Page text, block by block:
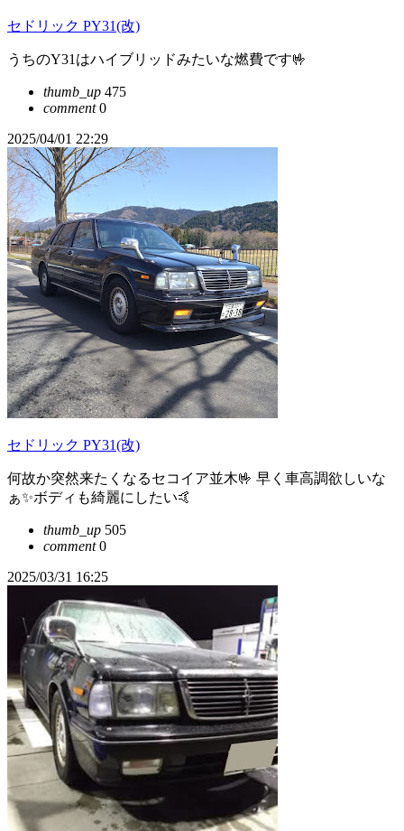
セドリック PY31(改)
うちのY31はハイブリッドみたいな燃費です🤟
thumb_up 475
comment0
2025/04/01 22:29
セドリック PY31(改)
何故か突然来たくなるセコイア並木🤟 早く車高調欲しいな
ぁ✨ボディも綺麗にしたい🤙
thumb_up 505
comment0
2025/03/31 16:25